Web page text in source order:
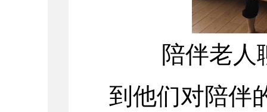
陪伴老人聊
到他们对陪伴